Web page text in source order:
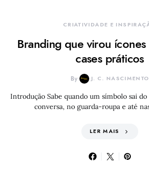
CRIATIVIDADE E
Branding que virou
cases práticos
By J. C. NASCIMENTO
Introdução Sabe quando um símbolo sai
conversa, no guarda-roupa e até
LER MAIS